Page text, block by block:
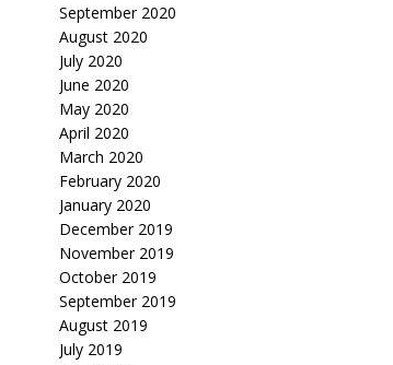
September 2020
August 2020
July 2020
June 2020
May 2020
April 2020
March 2020
February 2020
January 2020
December 2019
November 2019
October 2019
September 2019
August 2019
July 2019